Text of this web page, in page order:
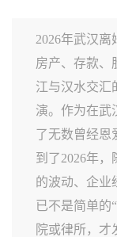
2026年武汉
房产、存款、
江与汉水交汇
演。作为在武
了无数曾经恩
到了2026年
的波动、企业
已不是简单的
院或律所，才